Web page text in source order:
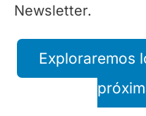
Newsletter.
Exploraremos